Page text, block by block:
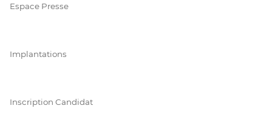
Espace Presse
Implantations
Inscription Candidat